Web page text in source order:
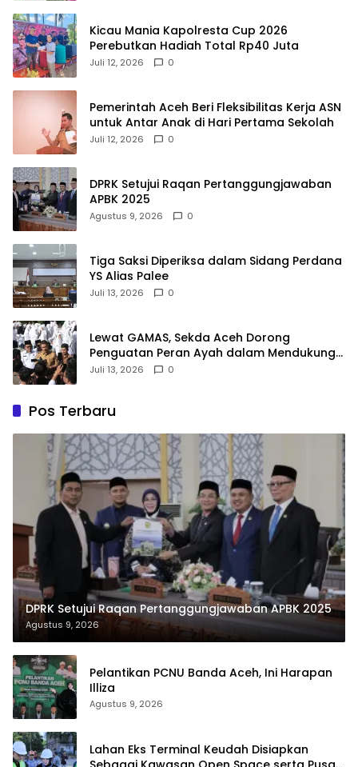
Kicau Mania Kapolresta Cup 2026
Perebutkan Hadiah Total Rp40 Juta
Juli 12, 2026 0
Pemerintah Aceh Beri Fleksibilitas Kerja ASN
untuk Antar Anak di Hari Pertama Sekolah
Juli 12, 2026 0
DPRK Setujui Raqan Pertanggungjawaban
APBK 2025
Agustus 9, 2026 0
Tiga Saksi Diperiksa dalam Sidang Perdana
YS Alias Palee
Juli 13, 2026 0
Lewat GAMAS, Sekda Aceh Dorong
Penguatan Peran Ayah dalam Mendukung
Pendidikan Anak
Juli 13, 2026 0
Pos Terbaru
DPRK Setujui Raqan Pertanggungjawaban APBK 2025
Agustus 9, 2026
Pelantikan PCNU Banda Aceh, Ini Harapan
Illiza
Agustus 9, 2026
Lahan Eks Terminal Keudah Disiapkan